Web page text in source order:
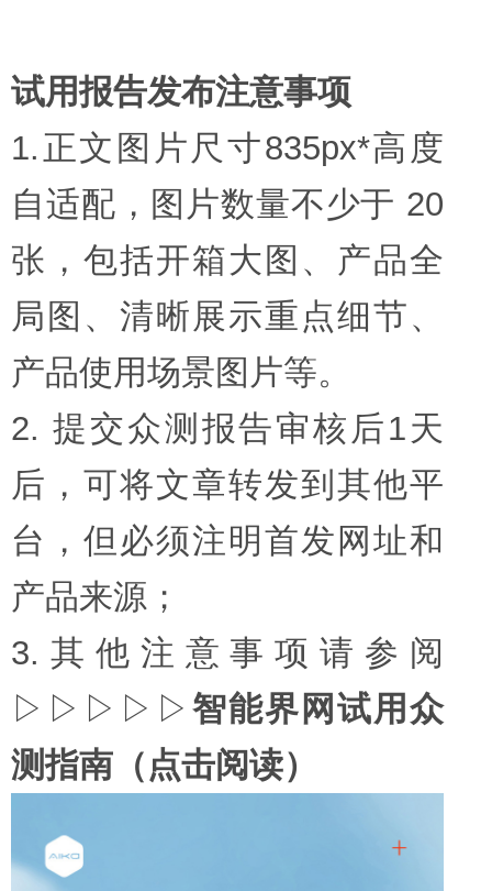
试用报告发布注意事项
1.正文图片尺寸835px*高度
自适配，图片数量不少于 20
张，包括开箱大图、产品全
局图、清晰展示重点细节、
产品使用场景图片等。
2. 提交众测报告审核后1天
后，可将文章转发到其他平
台，但必须注明首发网址和
产品来源；
3.其他注意事项请参阅
▷▷▷▷▷ 智能界网试用众
测指南（点击阅读）